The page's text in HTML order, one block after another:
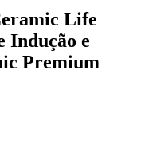
Life
Indução e
Premium